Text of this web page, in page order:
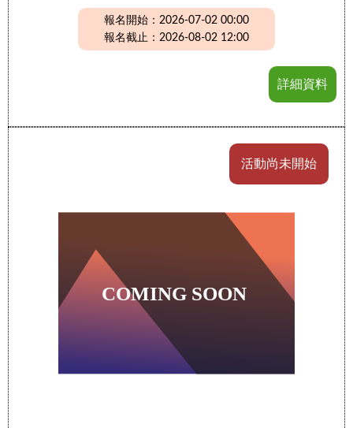
報名開始：2026-07-02 00:00
報名截止：2026-08-02 12:00
詳細資料
活動尚未開始